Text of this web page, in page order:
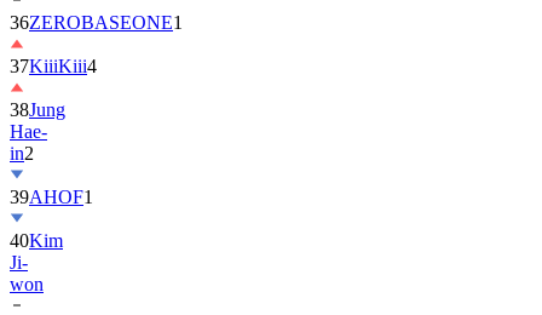
36ZEROBASEONE1
37KiiiKiii4
38Jung
Hae-
in2
39AHOF1
40Kim
Ji-
won